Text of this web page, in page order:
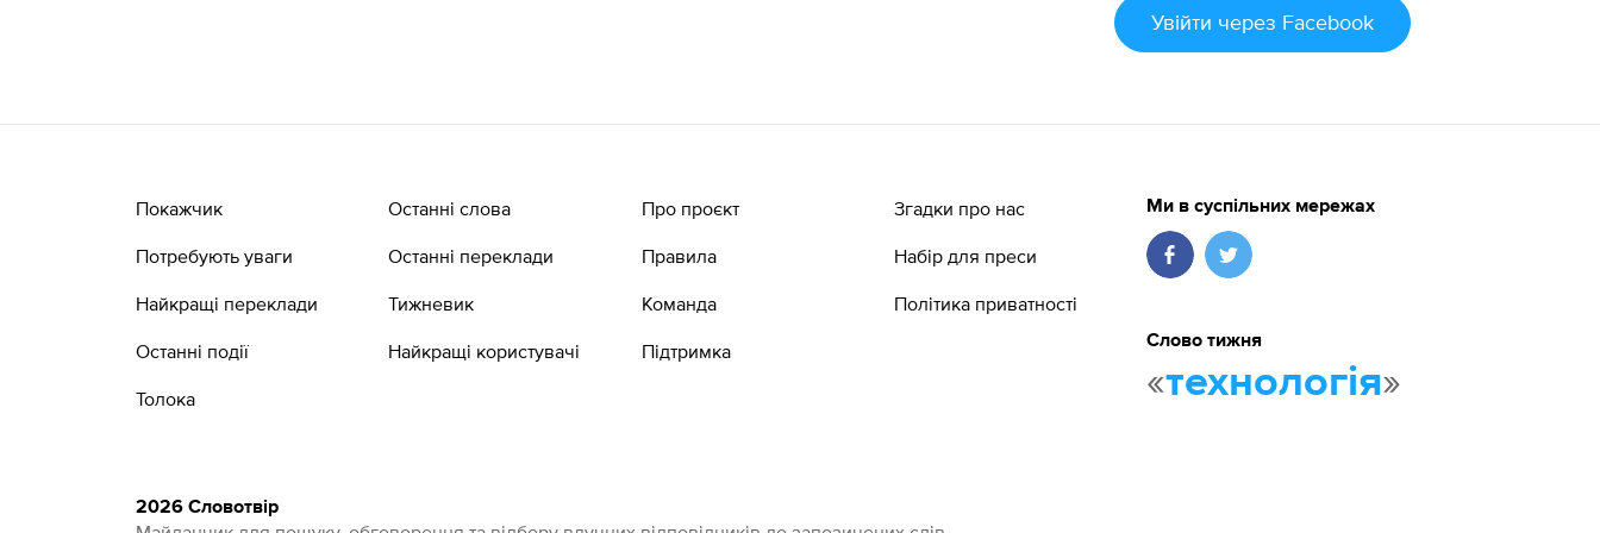
Увійти через Facebook
Покажчик
Потребують уваги
Найкращі переклади
Останні події
Толока
Останні слова
Останні переклади
Тижневик
Найкращі користувачі
Про проєкт
Правила
Команда
Підтримка
Згадки про нас
Набір для преси
Політика приватності
Ми в суспільних мережах
Слово тижня
«технологія»
2026 Словотвір